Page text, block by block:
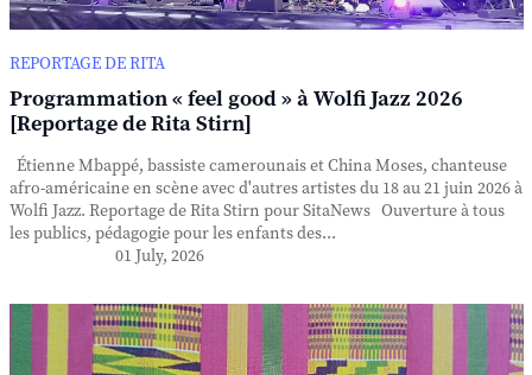
REPORTAGE DE RITA
Programmation « feel good » à Wolfi Jazz 2026
[Reportage de Rita Stirn]
Étienne Mbappé, bassiste camerounais et China Moses, chanteuse
afro-américaine en scène avec d'autres artistes du 18 au 21 juin 2026 à
Wolfi Jazz. Reportage de Rita Stirn pour SitaNews Ouverture à tous
les publics, pédagogie pour les enfants des...
01 July, 2026